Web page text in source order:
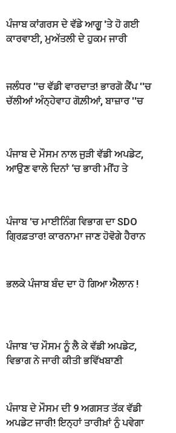
ਪੰਜਾਬ ਕਾਂਗਰਸ ਦੇ ਵੱਡੇ ਆਗੂ 'ਤੇ ਹੋ ਗਈ
ਕਾਰਵਾਈ, ਮੁਅੱਤਲੀ ਦੇ ਹੁਕਮ ਜਾਰੀ
ਜਲੰਧਰ ''ਚ ਵੱਡੀ ਵਾਰਦਾਤ! ਭਾਰਗੋ ਕੈਂਪ ''ਚ
ਚੱਲੀਆਂ ਅੰਨ੍ਹੇਵਾਹ ਗੋਲ਼ੀਆਂ, ਬਾਜ਼ਾਰ ''ਚ
ਪੰਜਾਬ ਦੇ ਮੌਸਮ ਨਾਲ ਜੁੜੀ ਵੱਡੀ ਅਪਡੇਟ,
ਆਉਣ ਵਾਲੇ ਦਿਨਾਂ ‘ਚ ਭਾਰੀ ਮੀਂਹ ਤੇ
ਪੰਜਾਬ 'ਚ ਮਾਈਨਿੰਗ ਵਿਭਾਗ ਦਾ SDO
ਗ੍ਰਿਫ਼ਤਾਰ! ਕਾਰਨਾਮਾ ਜਾਣ ਹੋਵੋਗੇ ਹੈਰਾਨ
ਭਲਕੇ ਪੰਜਾਬ ਬੰਦ ਦਾ ਹੋ ਗਿਆ ਐਲਾਨ !
ਪੰਜਾਬ 'ਚ ਮੌਸਮ ਨੂੰ ਲੈ ਕੇ ਵੱਡੀ ਅਪਡੇਟ,
ਵਿਭਾਗ ਨੇ ਜਾਰੀ ਕੀਤੀ ਭਵਿੱਖਬਾਣੀ
ਪੰਜਾਬ ਦੇ ਮੌਸਮ ਦੀ 9 ਅਗਸਤ ਤੱਕ ਵੱਡੀ
ਅਪਡੇਟ ਜਾਰੀ! ਇਨ੍ਹਾਂ ਤਾਰੀਖ਼ਾਂ ਨੂੰ ਪਵੇਗਾ